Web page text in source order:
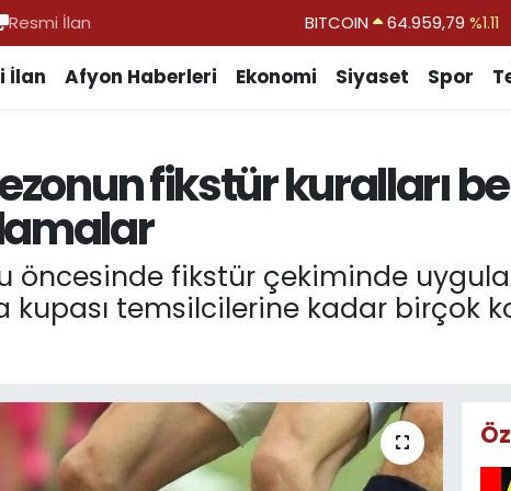
Resmi İlan DOLAR 47,7436%0.18
BİST100
13.779
%-14
İlan Afyon Haberleri Ekonomi Siyaset Spor
fikstür kuralları
öncesinde fikstür çekiminde
kupası temsilcilerine kadar birçok